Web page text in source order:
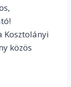
Kosztolányi
közös